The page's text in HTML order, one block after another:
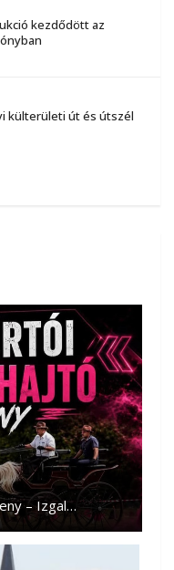
kezdődött az
külterületi út és útszél
– Izgal…